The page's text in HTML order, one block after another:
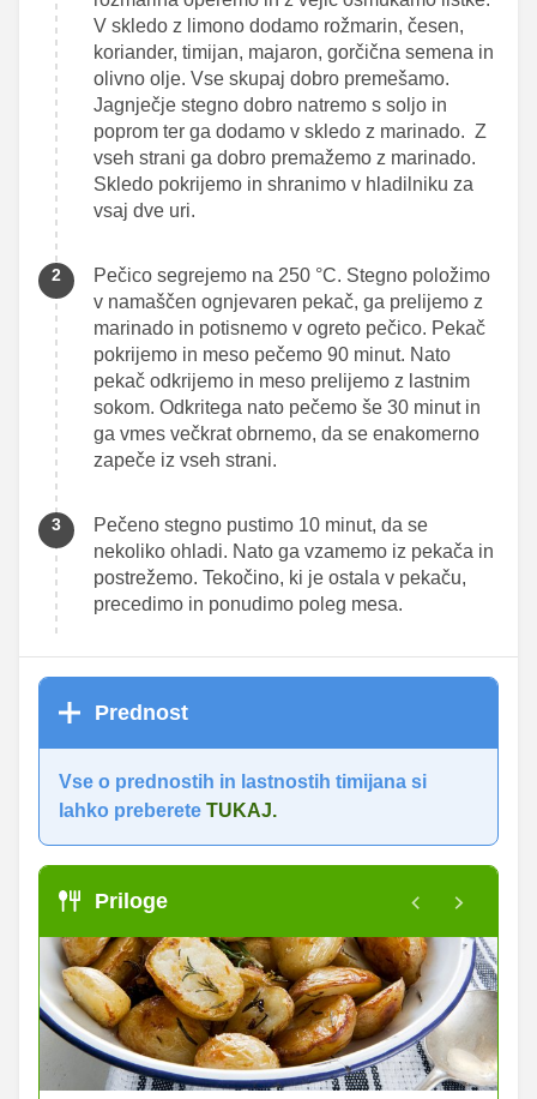
V skledo z limono dodamo rožmarin, česen,
koriander, timijan, majaron, gorčična semena in
olivno olje. Vse skupaj dobro premešamo.
Jagnječje stegno dobro natremo s soljo in
poprom ter ga dodamo v skledo z marinado. Z
vseh strani ga dobro premažemo z marinado.
Skledo pokrijemo in shranimo v hladilniku za
vsaj dve uri.
Pečico segrejemo na 250 °C. Stegno položimo
v namaščen ognjevaren pekač, ga prelijemo z
marinado in potisnemo v ogreto pečico. Pekač
pokrijemo in meso pečemo 90 minut. Nato
pekač odkrijemo in meso prelijemo z lastnim
sokom. Odkritega nato pečemo še 30 minut in
ga vmes večkrat obrnemo, da se enakomerno
zapeče iz vseh strani.
Pečeno stegno pustimo 10 minut, da se
nekoliko ohladi. Nato ga vzamemo iz pekača in
postrežemo. Tekočino, ki je ostala v pekaču,
precedimo in ponudimo poleg mesa.
Prednost
Vse o prednostih in lastnostih timijana si
lahko preberete TUKAJ.
Priloge